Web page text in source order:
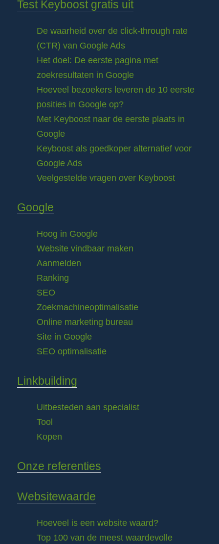
Test Keyboost gratis uit
De waarheid over de click-through rate
(CTR) van Google Ads
Het doel: De eerste pagina met
zoekresultaten in Google
Hoeveel bezoekers leveren de 10 eerste
posities in Google op?
Met Keyboost naar de eerste plaats in
Google
Keyboost als goedkoper alternatief voor
Google Ads
Veelgestelde vragen over Keyboost
Google
Hoog in Google
Website vindbaar maken
Aanmelden
Ranking
SEO
Zoekmachineoptimalisatie
Online marketing bureau
Site in Google
SEO optimalisatie
Linkbuilding
Uitbesteden aan specialist
Tool
Kopen
Onze referenties
Websitewaarde
Hoeveel is een website waard?
Top 100 van de meest waardevolle